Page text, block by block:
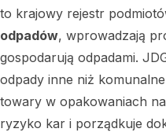
to krajowy rejestr
odpadów, wprowadzają
gospodarują odpadami.
odpady inne niż
towary w opakowaniach
ryzyko kar i porządkuje